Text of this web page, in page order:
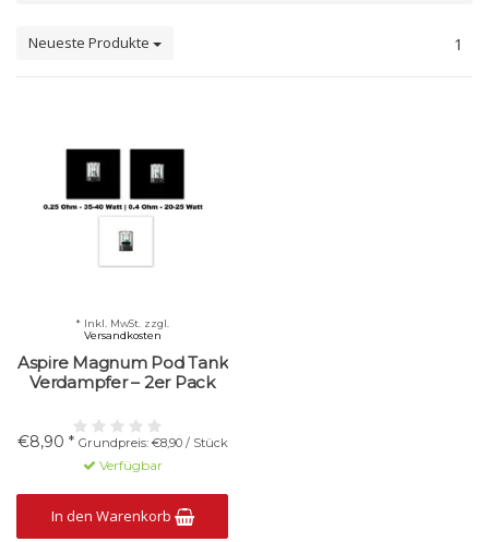
Neueste Produkte 1
Aspire Magnum Pod Tank
Verdampfer – 2er Pack
€8,90 * Grundpreis: €8,90 / Stück
* Inkl. MwSt. zzgl.
Versandkosten
Verfügbar
In den Warenkorb